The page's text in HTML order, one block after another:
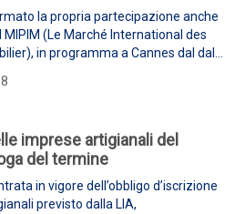
la propria partecipazione anche
(Le Marché International des
in programma a Cannes dal dal
imprese artigianali del
del termine
in vigore dell’obbligo d’iscrizione
previsto dalla LIA,